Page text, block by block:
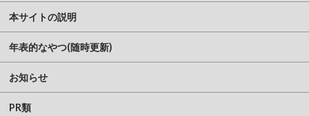
本サイトの説明
年表的なやつ(随時更新)
お知らせ
PR類